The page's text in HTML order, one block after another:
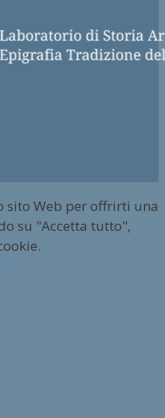
sito Web per offrirti una
su "Accetta tutto",